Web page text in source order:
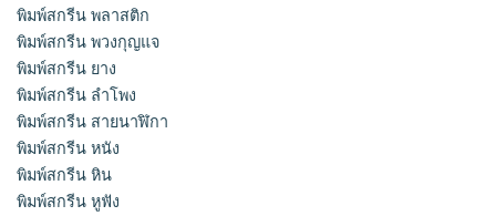
พิมพ์สกรีน พลาสติก
พิมพ์สกรีน พวงกุญแจ
พิมพ์สกรีน ยาง
พิมพ์สกรีน ลำโพง
พิมพ์สกรีน สายนาฬิกา
พิมพ์สกรีน หนัง
พิมพ์สกรีน หิน
พิมพ์สกรีน หูฟัง